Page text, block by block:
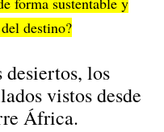
destino?
los
vistos desde
África.